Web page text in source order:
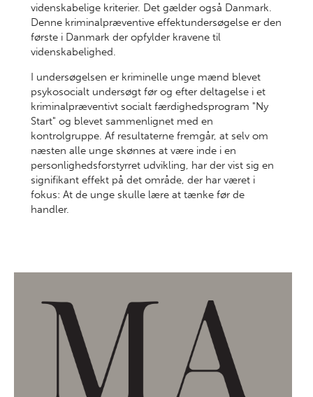
videnskabelige kriterier. Det gælder også Danmark.
Denne kriminalpræventive effektundersøgelse er den
første i Danmark der opfylder kravene til
videnskabelighed.
I undersøgelsen er kriminelle unge mænd blevet
psykosocialt undersøgt før og efter deltagelse i et
kriminalpræventivt socialt færdighedsprogram "Ny
Start" og blevet sammenlignet med en
kontrolgruppe. Af resultaterne fremgår, at selv om
næsten alle unge skønnes at være inde i en
personlighedsforstyrret udvikling, har der vist sig en
signifikant effekt på det område, der har været i
fokus: At de unge skulle lære at tænke før de
handler.